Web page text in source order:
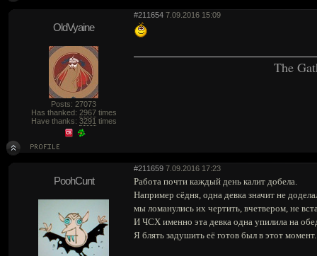
#211654 7.09.2016 15:09
OldVyaine
Posts: 27073
Has thanked: 2967times
Have thanks: 3291 times
The
#211659 7.09.2016 17:23
PoohCunt
Работа почти каждый день калит добела.
Например сёдня, одна девка значит не
мы ломанулись их чертить, вчетвером, не
И ЧСХ именно эта девка одна упилила на
Я блять задушить её готов был в этот момент.